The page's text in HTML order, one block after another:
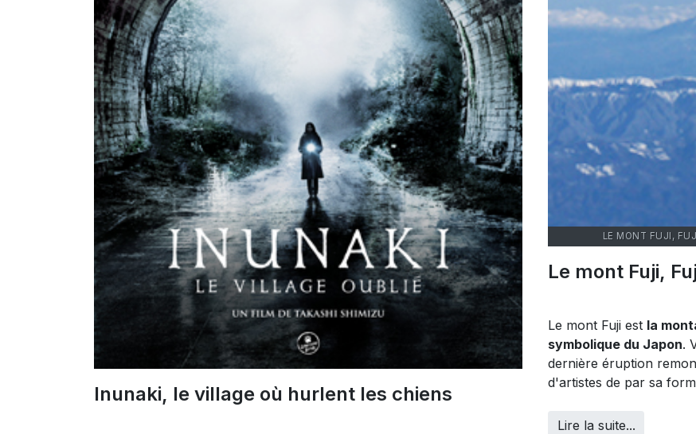
Inunaki, le village où hurlent les chiens
LE MONT FUJI,
Le mont Fuji,
Le mont Fuji est la
symbolique du Japon.
dernière éruption
d'artistes de par sa
Lire la suite...